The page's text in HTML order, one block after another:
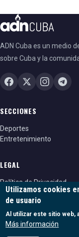
ADN Cuba es un medio
sobre Cuba y la
SECCIONES
Deportes
Entretenimiento
LEGAL
Política de Privacidad
Política de cookies
Términos y condiciones
Utilizamos cookies
de usuario
Al utilizar este sitio web,
Más información